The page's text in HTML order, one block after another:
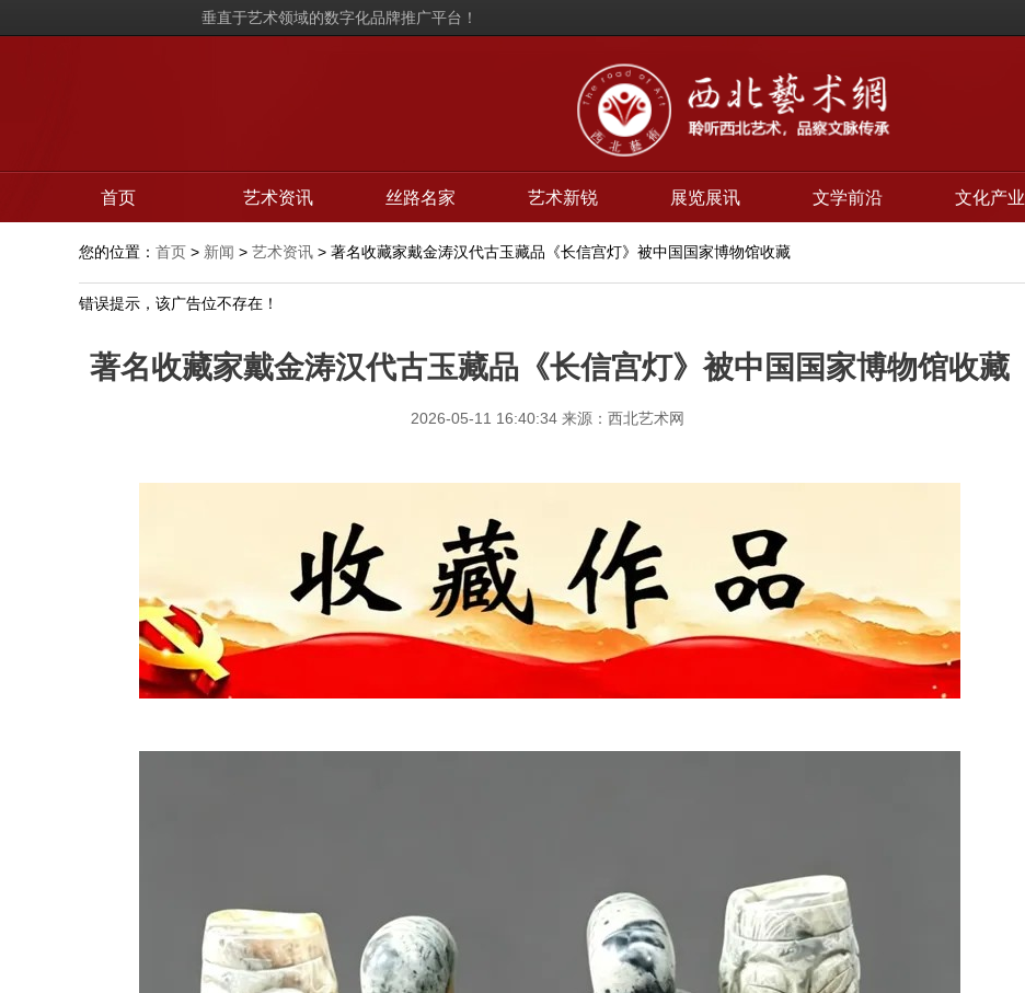
垂直于艺术领域的数字化品牌推广平台！
首页 艺术资讯 丝路名家 艺术新锐 展览展讯 文学前沿 文化产业
您的位置： 首页 > 新闻 > 艺术资讯 > 著名收藏家戴金涛汉代古玉藏品《长信宫灯》被中国国家博物馆收藏
错误提示，该广告位不存在！
著名收藏家戴金涛汉代古玉藏品《长信宫灯》被中国国家博物馆收藏
2026-05-11 16:40:34 来源：西北艺术网